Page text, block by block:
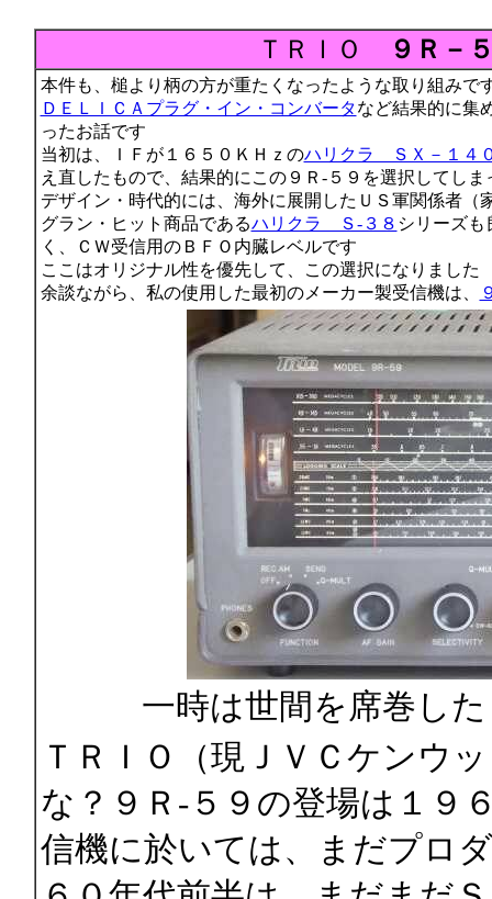
ＴＲＩＯ ９Ｒ－
本件も、槌より柄の方が重たくなったような取り組みで
ＤＥＬＩＣＡプラグ・イン・コンバータなど結果的に集
ったお話です
当初は、ＩＦが１６５０ＫＨｚのハリクラ ＳＸ－１４
え直したもので、結果的にこの９Ｒ-５９を選択してし
デザイン・時代的には、海外に展開したＵＳ軍関係者
グラン・ヒット商品であるハリクラ Ｓ-３８ シリーズ
く、ＣＷ受信用のＢＦＯ内臓レベルです
ここはオリジナル性を優先して、この選択になりました
余談ながら、私の使用した最初のメーカー製受信機は、
一時は世間を席巻し
ＴＲＩＯ（現ＪＶＣケンウ
な？９Ｒ-５９の登場は１９
信機に於いては、まだプロ